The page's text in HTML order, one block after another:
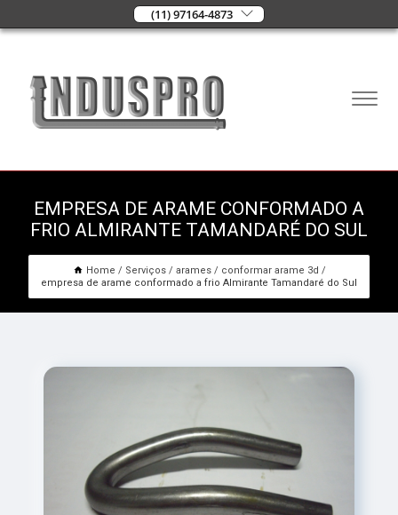
(11) 97164-4873
EMPRESA DE ARAME CONFORMADO A
FRIO ALMIRANTE TAMANDARÉ DO SUL
Home Serviços arames
conformar arame 3d
empresa de arame conformado a frio Almirante Tamandaré do Sul